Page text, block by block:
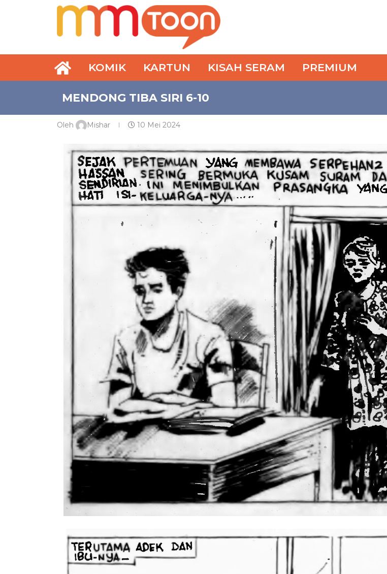
KOMIK KARTUN KISAH SERAM PREMIUM
MENDONG TIBA SIRI 6-10
Oleh Mishar 10 Mei 2024